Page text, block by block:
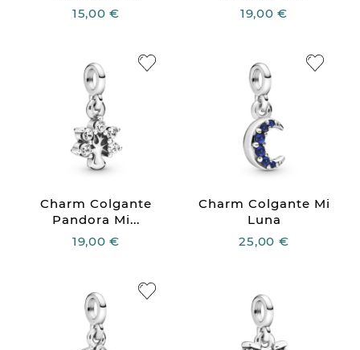
15,00 €
19,00 €
Charm Colgante
Pandora Mi...
19,00 €
Charm Colgante Mi
Luna
25,00 €